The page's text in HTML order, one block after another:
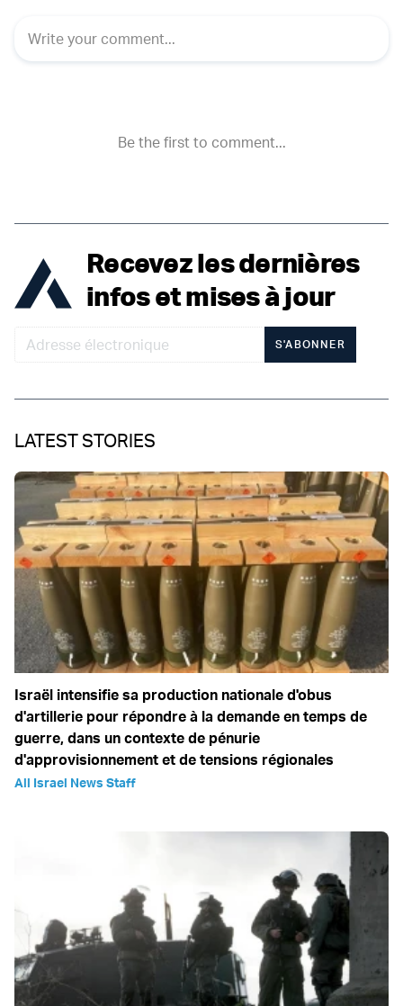
Recevez les dernières
infos et mises à jour
S'ABONNER
LATEST STORIES
Israël intensifie sa production nationale d'obus
d'artillerie pour répondre à la demande en temps de
guerre, dans un contexte de pénurie
d'approvisionnement et de tensions régionales
All Israel News Staff